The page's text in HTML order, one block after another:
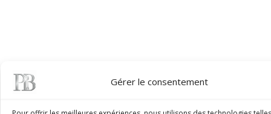
Gérer le consentement